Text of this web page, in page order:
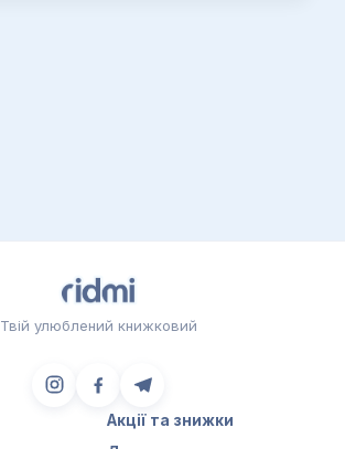
Твій улюблений книжковий
Акції та знижки